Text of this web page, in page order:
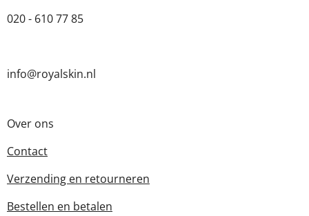
020 - 610 77 85
info@royalskin.nl
Over ons
Contact
Verzending en retourneren
Bestellen en betalen